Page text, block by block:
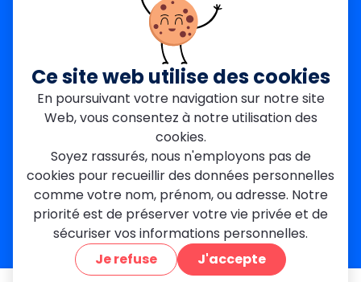
Dourdan
Rambouillet
Mantes-la-Jolie
Créteil
Contact
01 84 24 42 80
contact@metallerie-grand-paris.com
46 bis Av. du Maine, 75015 Paris
Ce site web utilise des cookies
En poursuivant votre navigation sur notre site
Web, vous consentez à notre utilisation des
cookies.
Soyez rassurés, nous n'employons pas de
cookies pour recueillir des données personnelles
comme votre nom, prénom, ou adresse. Notre
priorité est de préserver votre vie privée et de
sécuriser vos informations personnelles.
Je refuse
J'accepte